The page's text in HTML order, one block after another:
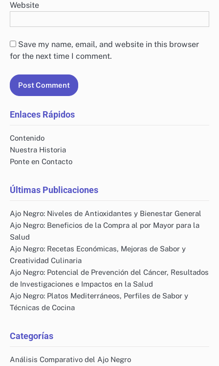
Website
Save my name, email, and website in this browser
for the next time I comment.
Enlaces Rápidos
Contenido
Nuestra Historia
Ponte en Contacto
Últimas Publicaciones
Ajo Negro: Niveles de Antioxidantes y Bienestar General
Ajo Negro: Beneficios de la Compra al por Mayor para la
Salud
Ajo Negro: Recetas Económicas, Mejoras de Sabor y
Creatividad Culinaria
Ajo Negro: Potencial de Prevención del Cáncer, Resultados
de Investigaciones e Impactos en la Salud
Ajo Negro: Platos Mediterráneos, Perfiles de Sabor y
Técnicas de Cocina
Categorías
Análisis Comparativo del Ajo Negro